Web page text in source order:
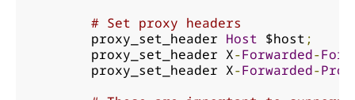
# Set proxy headers
        proxy_set_header
Host $host ;
        proxy_set_header X
-Forwarded-For
        proxy_set_header X
-Forwarded-